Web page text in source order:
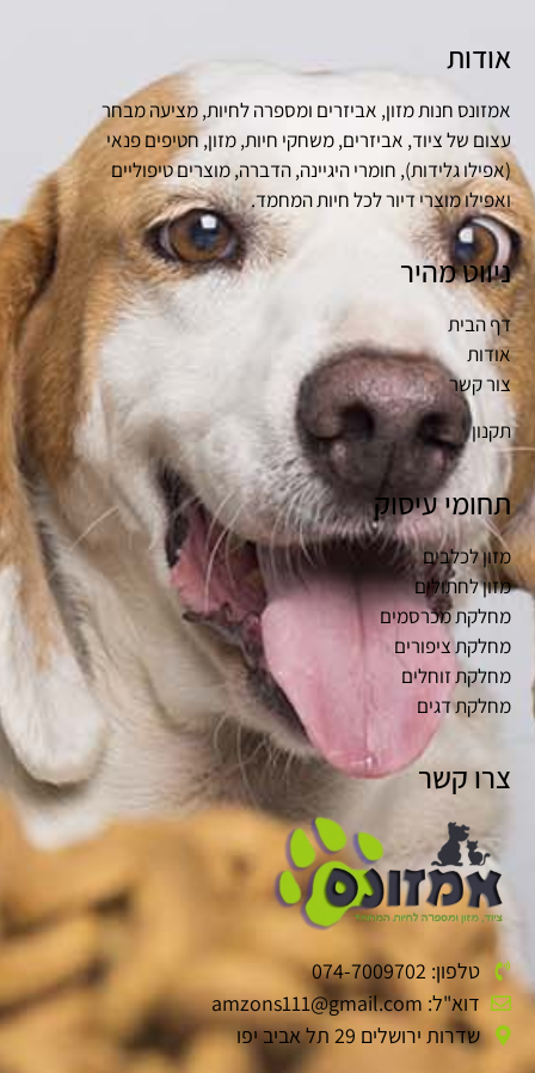
אודות
אמזונס חנות מזון, אביזרים ומספרה לחיות, מציעה מבחר
עצום של ציוד, אביזרים, משחקי חיות, מזון, חטיפים פנאי
(אפילו גלידות), חומרי היגיינה, הדברה, מוצרים טיפוליים
ואפילו מוצרי דיור לכל חיות המחמד.
ניווט מהיר
דף הבית
אודות
צור קשר
תקנון
תחומי עיסוק
מזון לכלבים
מזון לחתולים
מחלקת מכרסמים
מחלקת ציפורים
מחלקת זוחלים
מחלקת דגים
צרו קשר
טלפון: 074-7009702
דוא"ל: amzons111@gmail.com
שדרות ירושלים 29 תל אביב יפו